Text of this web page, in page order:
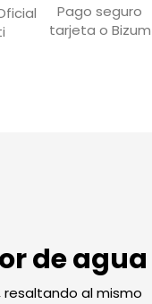
Pago seguro
tarjeta o Bizum
de agua
al mismo